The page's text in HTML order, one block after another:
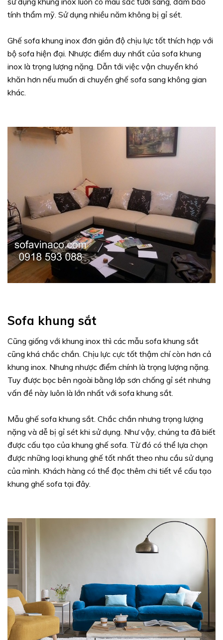
tính thẩm mỹ. Sử dụng nhiều năm không bị gỉ sét.
Ghế sofa khung inox đơn giản độ chịu lực tốt thích hợp với
bộ sofa hiện đại. Nhược điểm duy nhất của sofa khung
inox là trọng lượng nặng. Dẫn tới việc vận chuyển khó
khăn hơn nếu muốn di chuyển ghế sofa sang không gian
khác.
Sofa khung sắt
Cũng giống với khung inox thì các mẫu sofa khung sắt
cũng khá chắc chắn. Chịu lực cực tốt thậm chí còn hơn cả
khung inox. Nhưng nhược điểm chính là trọng lượng nặng.
Tuy được bọc bên ngoài bằng lớp sơn chống gỉ sét nhưng
vấn đề này luôn là lớn nhất với sofa khung sắt.
Mẫu ghế sofa khung sắt. Chắc chắn nhưng trọng lượng
nặng và dễ bị gỉ sét khi sử dụng. Như vậy, chúng ta đã biết
được cấu tạo của khung ghế sofa. Từ đó có thể lựa chọn
được những loại khung ghế tốt nhất theo nhu cầu sử dụng
của mình. Khách hàng có thể đọc thêm chi tiết về cấu tạo
khung ghế sofa tại đây.